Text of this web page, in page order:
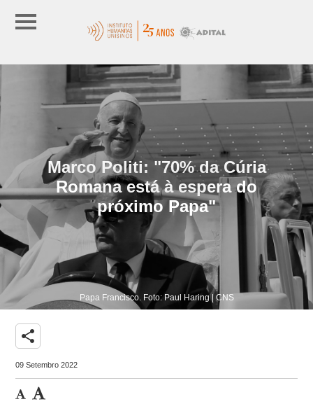
Marco Politi: "70% da Cúria
Romana está à espera do
próximo Papa"
Papa Francisco. Foto: Paul Haring | CNS
share
09 Setembro 2022